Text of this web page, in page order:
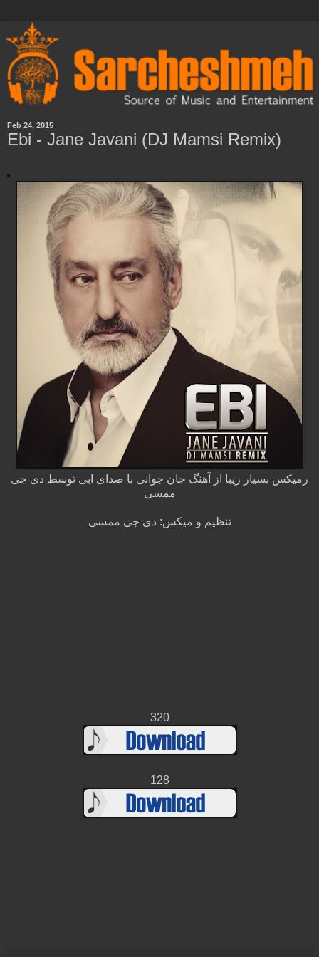
Feb 24, 2015
Ebi - Jane Javani (DJ Mamsi Remix)
رمیکس بسیار زیبا از آهنگ جان جوانی با صدای ابی توسط دی جی
ممسی
تنظیم و میکس: دی جی ممسی
320
128